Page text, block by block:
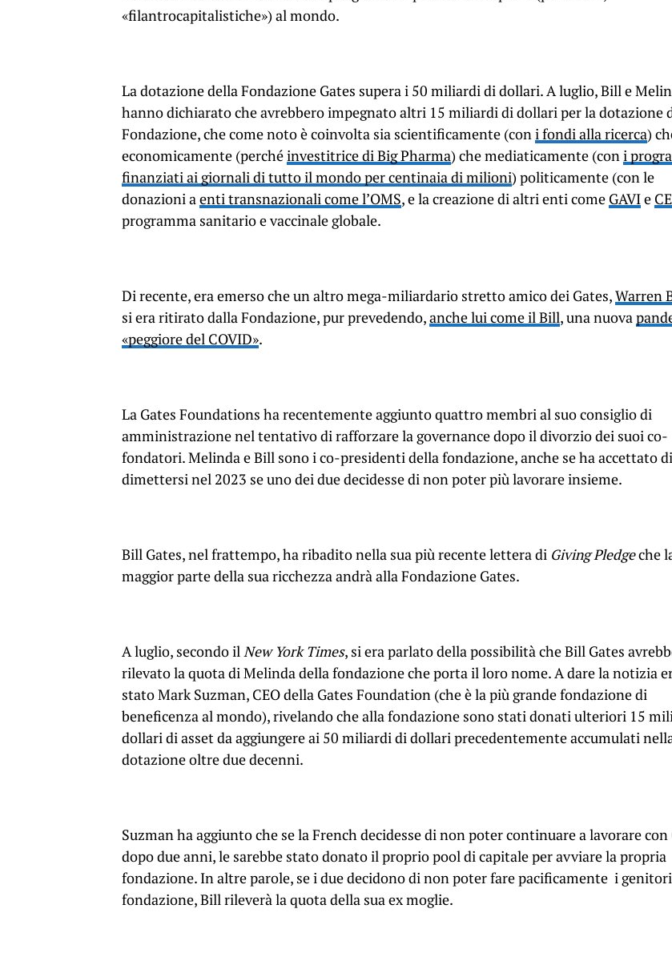
«filantrocapitalistiche») al mondo.
La dotazione della Fondazione Gates supera i 50 miliardi di dollari. A luglio, Bill e
hanno dichiarato che avrebbero impegnato altri 15 miliardi di dollari per la dotazione
Fondazione, che come noto è coinvolta sia scientificamente (coni fondi alla ricerca)
economicamente (perchéinvestitrice di Big Pharma) che mediaticamente (coni
finanziati ai giornali di tutto il mondo per centinaia di milioni) politicamente (con le
donazioni aenti transnazionali come l’OMS, e la creazione di altri enti come GAVIe
programma sanitario e vaccinale globale.
Di recente, era emerso che un altro mega-miliardario stretto amico dei Gates,Warren
si era ritirato dalla Fondazione, pur prevedendo,anche lui come il Bill, una nuova
«peggiore del COVID».
La Gates Foundations ha recentemente aggiunto quattro membri al suo consiglio di
amministrazione nel tentativo di rafforzare la governance dopo il divorzio dei suoi co-
fondatori. Melinda e Bill sono i co-presidenti della fondazione, anche se ha accettato di
dimettersi nel 2023 se uno dei due decidesse di non poter più lavorare insieme.
Bill Gates, nel frattempo, ha ribadito nella sua più recente lettera di Giving Pledgeche
maggior parte della sua ricchezza andrà alla Fondazione Gates.
A luglio, secondo ilNew York Times, si era parlato della possibilità che Bill Gates
rilevato la quota di Melinda della fondazione che porta il loro nome. A dare la notizia
stato Mark Suzman, CEO della Gates Foundation (che è la più grande fondazione di
beneficenza al mondo), rivelando che alla fondazione sono stati donati ulteriori 15
dollari di asset da aggiungere ai 50 miliardi di dollari precedentemente accumulati
dotazione oltre due decenni.
Suzman ha aggiunto che se la French decidesse di non poter continuare a lavorare con
dopo due anni, le sarebbe stato donato il proprio pool di capitale per avviare la propria
fondazione. In altre parole, se i due decidono di non poter fare pacificamente i
fondazione, Bill rileverà la quota della sua ex moglie.